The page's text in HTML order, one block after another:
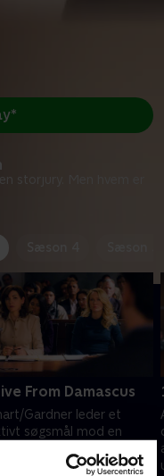
storjury. Men hvem er
From Damascus
Gardner leder et
søgsmål mod en
den syriske regering at få